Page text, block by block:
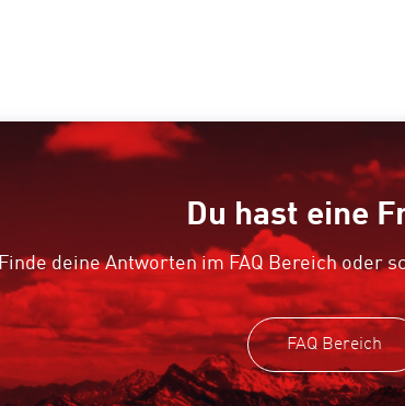
Du hast eine
Finde deine Antworten im FAQ Bereich oder
FAQ Bereich